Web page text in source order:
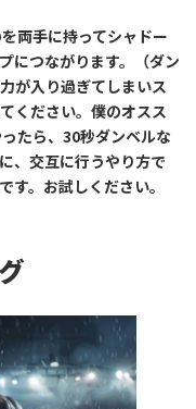
両手に持ってシャドー
につながります。（ダン
が入り過ぎてしまいス
ください。僕のオスス
たら、30秒ダンベルな
、交互に行うやり方で
す。お試しください。